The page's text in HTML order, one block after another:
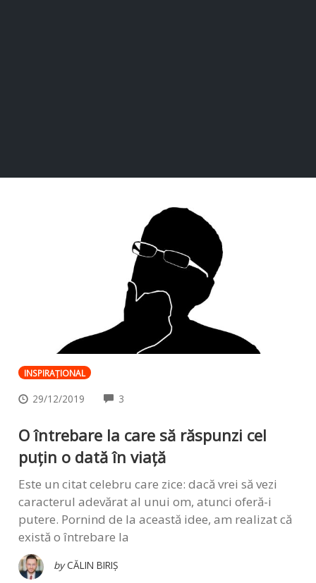
INSPIRAŢIONAL
29/12/2019 3
O întrebare la care să răspunzi cel
puțin o dată în viață
Este un citat celebru care zice: dacă vrei să vezi
caracterul adevărat al unui om, atunci oferă-i
putere. Pornind de la această idee, am realizat că
există o întrebare la
by CĂLIN BIRIȘ